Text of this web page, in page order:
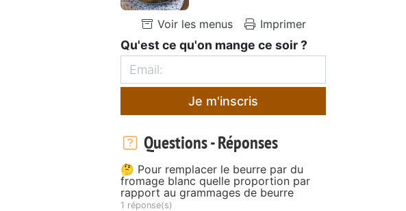
Voir les menus Imprimer
Qu'est ce qu'on mange ce soir ?
Je m'inscris
Questions - Réponses
🤔 Pour remplacer le beurre par du
fromage blanc quelle proportion par
rapport au grammages de beurre
1 réponse(s)